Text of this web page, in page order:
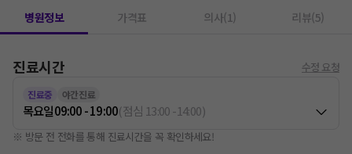
병원정보 가격표 의사(1) 리뷰(5)
진료시간 수정 요청
진료중 야간진료
목요일09:00 - 19:00(점심 13:00-14:00)
※ 방문 전 전화를 통해 진료시간을 꼭 확인하세요!